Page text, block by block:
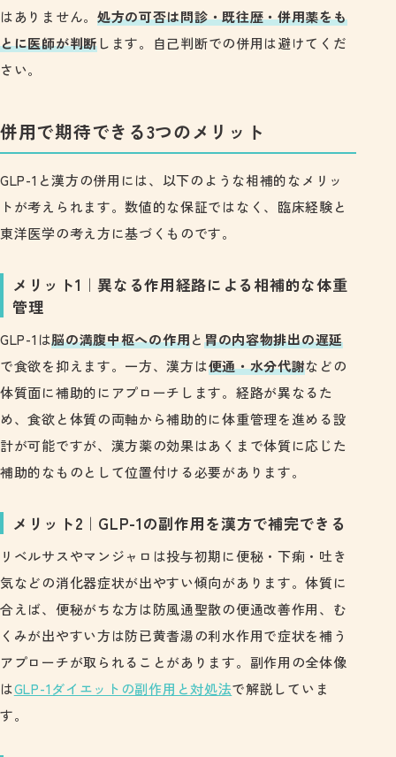
はありません。 処方の可否は問診・既往歴・併用薬をも
とに医師が判断します。自己判断での併用は避けてくだ
さい。
併用で期待できる3つのメリット
GLP-1と漢方の併用には、以下のような相補的なメリッ
トが考えられます。数値的な保証ではなく、臨床経験と
東洋医学の考え方に基づくものです。
メリット1｜異なる作用経路による相補的な体重
管理
GLP-1は脳の満腹中枢への作用と胃の内容物排出の遅延
で食欲を抑えます。一方、漢方は便通・水分代謝などの
体質面に補助的にアプローチします。経路が異なるた
め、食欲と体質の両軸から補助的に体重管理を進める設
計が可能ですが、漢方薬の効果はあくまで体質に応じた
補助的なものとして位置付ける必要があります。
メリット2｜GLP-1の副作用を漢方で補完できる
リベルサスやマンジャロは投与初期に便秘・下痢・吐き
気などの消化器症状が出やすい傾向があります。体質に
合えば、便秘がちな方は防風通聖散の便通改善作用、む
くみが出やすい方は防已黄耆湯の利水作用で症状を補う
アプローチが取られることがあります。副作用の全体像
はGLP-1ダイエットの副作用と対処法で解説していま
す。